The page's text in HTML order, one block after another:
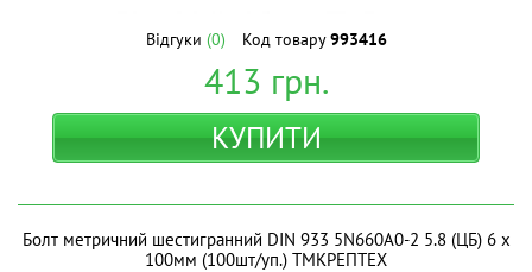
Відгуки (0) Код товару993416
413 грн.
КУПИТИ
Болт метричний шестигранний DIN 933 5N660A0-2 5.8 (ЦБ) 6 х
100мм (100шт/уп.) ТМКРЕПТЕХ